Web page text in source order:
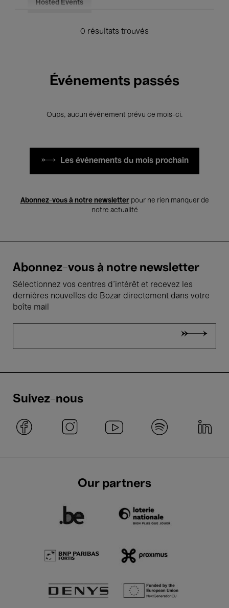
Hosted Events
0 résultats trouvés
Événements passés
Oups, aucun événement prévu ce mois-ci.
Les événements du mois prochain
Abonnez-vous à notre newsletterpour ne rien manquer de
notre actualité
Abonnez-vous à notre newsletter
Sélectionnez vos centres d'intérêt et recevez les
dernières nouvelles de Bozar directement dans votre
boîte mail
Suivez-nous
Our partners